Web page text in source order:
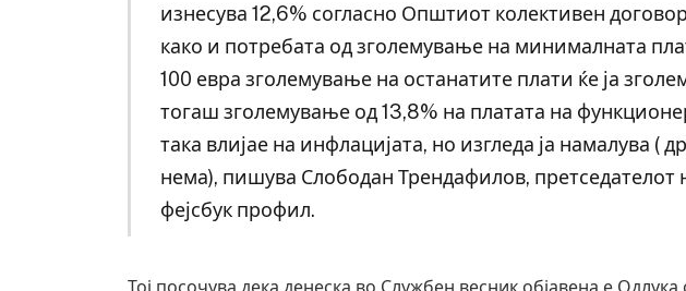
изнесува 12,6% согласно Општиот колективен
како и потребата од зголемување на минималната
100 евра зголемување на останатите плати ќе ја
тогаш зголемување од 13,8% на платата на
така влијае на инфлацијата, но изгледа ја намалува (
нема), пишува Слободан Трендафилов, претседателот
фејсбук профил.